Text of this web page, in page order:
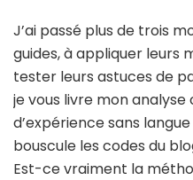
J’ai passé plus de trois
guides, à appliquer leurs
tester leurs astuces de
je vous livre mon
d’expérience sans
bouscule les codes du
Est-ce vraiment la